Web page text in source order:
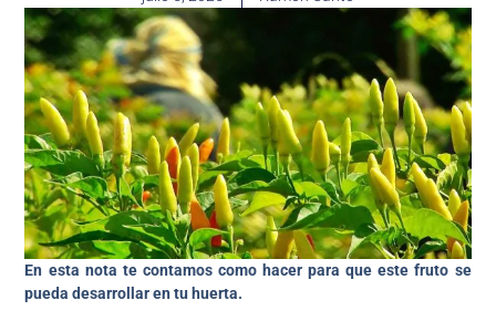
En esta nota te contamos como hacer para que este fruto se
pueda desarrollar en tu huerta.